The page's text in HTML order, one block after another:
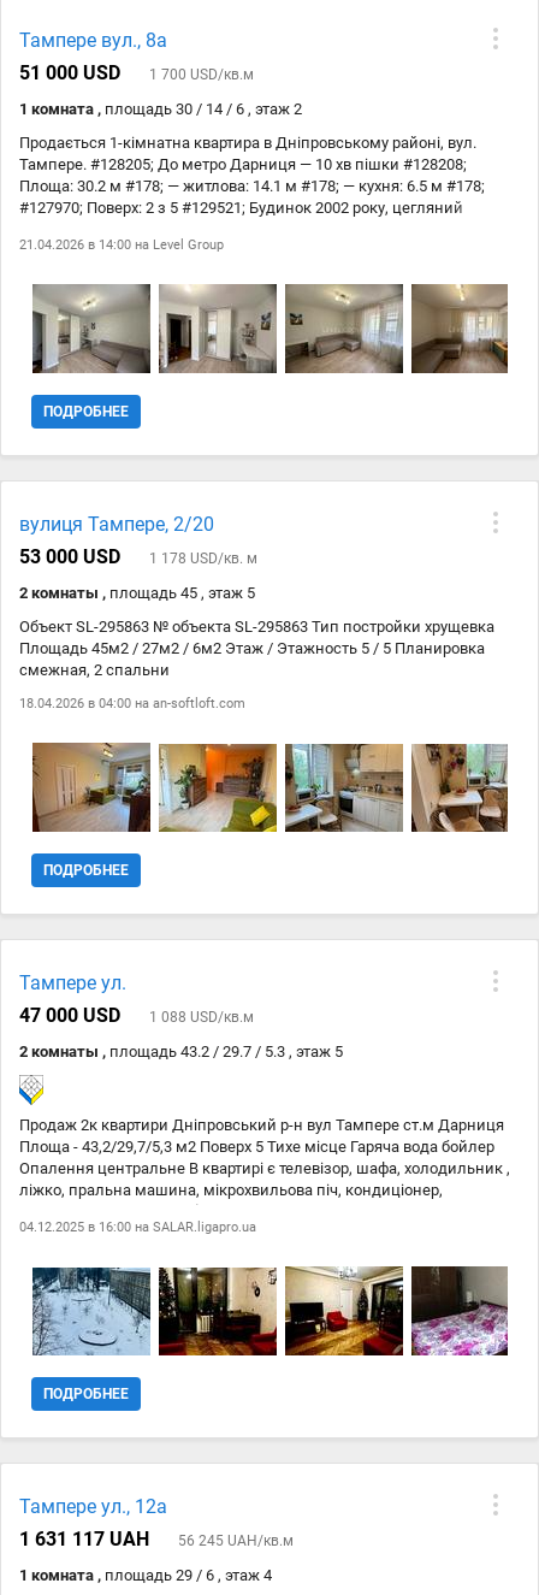
метрів, 6,5 км до головпоштамту. Це один з найкращих будинків
цього мікрорайону. Сам район – Соцмісто – вважається
урбаністами топ-3 районів для життя сімей з дітьми та людей
забудову та інфраструктуру.
Тампере вул., 8а
51 000 USD
1 700 USD/кв.м
1 комната , площадь 30 / 14 / 6 , этаж 2
Продається 1-кімнатна квартира в Дніпровському районі, вул.
Тампере. #128205; До метро Дарниця — 10 хв пішки #128208;
Площа: 30.2 м #178; — житлова: 14.1 м #178; — кухня: 6.5 м #178;
#127970; Поверх: 2 з 5 #129521; Будинок 2002 року, цегляний
#10004;Продається з меблями та домотехнікою(холодильник,
працюють, можна заїжджати і жити #128205; Поруч: метро,
магазини, транспорт, зелений двір
21.04.2026 в 14:00 на Level Group
ПОДРОБНЕЕ
вулиця Тампере, 2/20
53 000 USD
1 178 USD/кв. м
2 комнаты , площадь 45 , этаж 5
Объект SL-295863 № объекта SL-295863 Тип постройки хрущевка
Площадь 45м2 / 27м2 / 6м2 Этаж / Этажность 5 / 5 Планировка
смежная, 2 спальни
18.04.2026 в 04:00 на an-softloft.com
ПОДРОБНЕЕ
Тампере ул.
47 000 USD
1 088 USD/кв.м
2 комнаты , площадь 43.2 / 29.7 / 5.3 , этаж 5
Продаж 2к квартири Дніпровський р-н вул Тампере ст.м Дарниця
Площа - 43,2/29,7/5,3 м2 Поверх 5 Тихе місце Гаряча вода бойлер
Опалення центральне В квартирі є телевізор, шафа, холодильник ,
ліжко, пральна машина, мікрохвильова піч, кондиціонер,
Роздільне Хороший стан
04.12.2025 в 16:00 на SALAR.ligapro.ua
ПОДРОБНЕЕ
Тампере ул., 12а
1 631 117 UAH
56 245 UAH/кв.м
1 комната , площадь 29 / 6 , этаж 4